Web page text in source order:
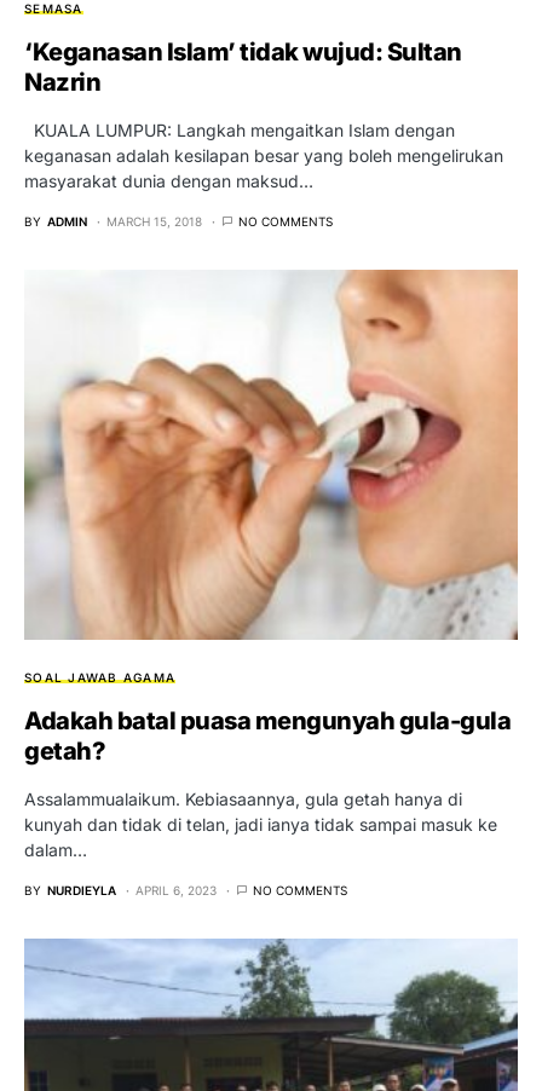
SEMASA
‘Keganasan Islam’ tidak wujud: Sultan
Nazrin
KUALA LUMPUR: Langkah mengaitkan Islam dengan
keganasan adalah kesilapan besar yang boleh mengelirukan
masyarakat dunia dengan maksud…
BY ADMIN MARCH 15, 2018 NO COMMENTS
SOAL JAWAB AGAMA
Adakah batal puasa mengunyah gula-gula
getah?
Assalammualaikum. Kebiasaannya, gula getah hanya di
kunyah dan tidak di telan, jadi ianya tidak sampai masuk ke
dalam…
BY NURDIEYLA APRIL 6, 2023 NO COMMENTS